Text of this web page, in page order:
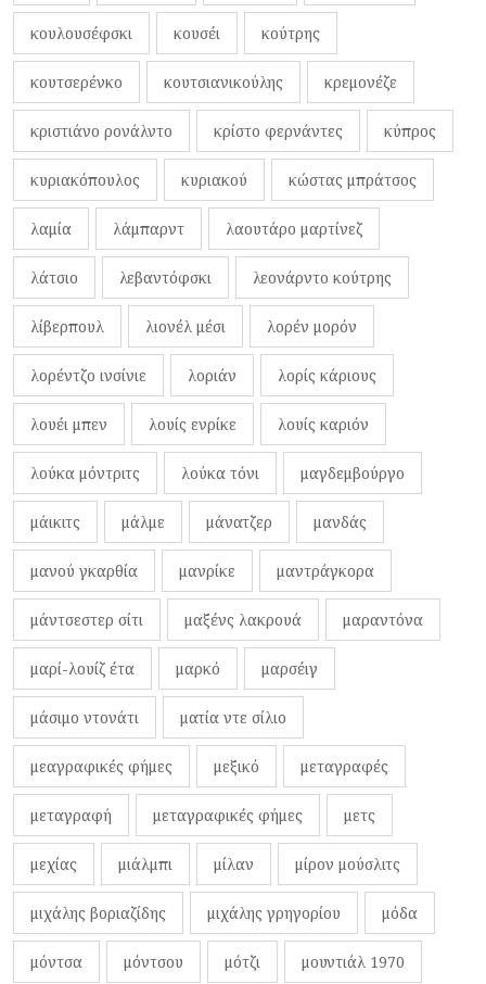
κουλουσέφσκι κουσέι κούτρης
κουτσερένκο κουτσιανικούλης κρεμονέζε
κριστιάνο ρονάλντο κρίστο φερνάντες κύπρος
κυριακόπουλος κυριακού κώστας μπράτσος
λαμία λάμπαρντ λαουτάρο μαρτίνεζ
λάτσιο λεβαντόφσκι λεονάρντο κούτρης
λίβερπουλ λιονέλ μέσι λορέν μορόν
λορέντζο ινσίνιε λοριάν λορίς κάριους
λουέι μπεν λουίς ενρίκε λουίς καριόν
λούκα μόντριτς λούκα τόνι μαγδεμβούργο
μάικιτς μάλμε μάνατζερ μανδάς
μανού γκαρθία μανρίκε μαντράγκορα
μάντσεστερ σίτι μαξένς λακρουά μαραντόνα
μαρί-λουίζ έτα μαρκό μαρσέιγ
μάσιμο ντονάτι ματία ντε σίλιο
μεαγραφικές φήμες μεξικό μεταγραφές
μεταγραφή μεταγραφικές φήμες μετς
μεχίας μιάλμπι μίλαν μίρον μούσλιτς
μιχάλης βοριαζίδης μιχάλης γρηγορίου μόδα
μόντσα μόντσου μότζι μουντιάλ 1970